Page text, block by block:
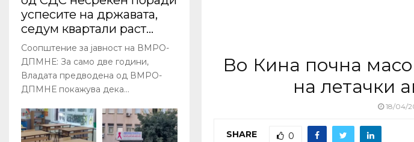
Во Кина почна
на летачки
18/04/
SHARE 0
успесите на државата,
седум квартали раст...
Соопштение за јавност на ВМРО-
ДПМНЕ: За само две години,
Владата предводена од ВМРО-
ДПМНЕ покажува дека...